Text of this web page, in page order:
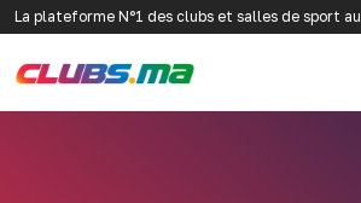
La plateforme N°1 des clubs et salles de sport